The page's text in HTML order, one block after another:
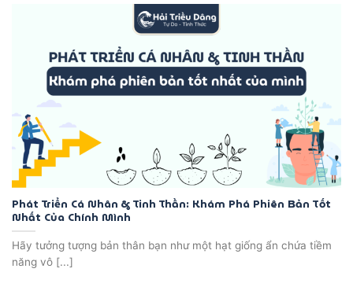
Phát Triển Cá Nhân & Tinh Thần: Khám Phá Phiên Bản Tốt
Nhất Của Chính Mình
Hãy tưởng tượng bản thân bạn như một hạt giống ẩn chứa tiềm
năng vô [...]